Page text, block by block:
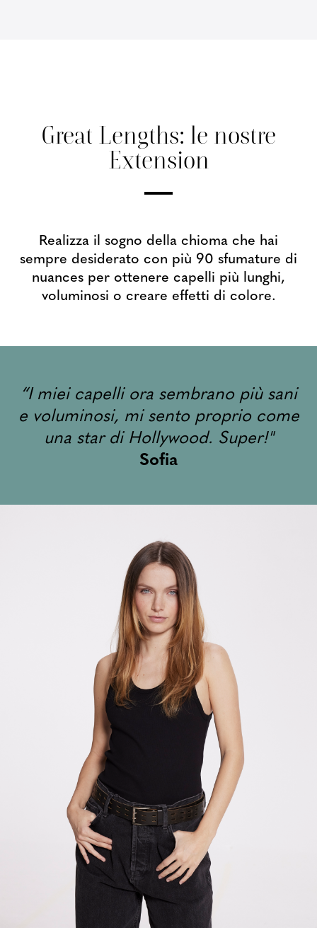
Great Lengths: le nostre
Extension
Realizza il sogno della chioma che hai
sempre desiderato con più 90 sfumature di
nuances per ottenere capelli più lunghi,
voluminosi o creare effetti di colore.
“I miei capelli ora sembrano più sani
e voluminosi, mi sento proprio come
una star di Hollywood. Super!"
Sofia